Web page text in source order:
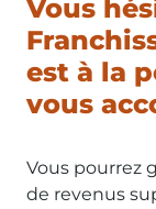
Vous
est à la
vous
Vous pourrez
de revenus